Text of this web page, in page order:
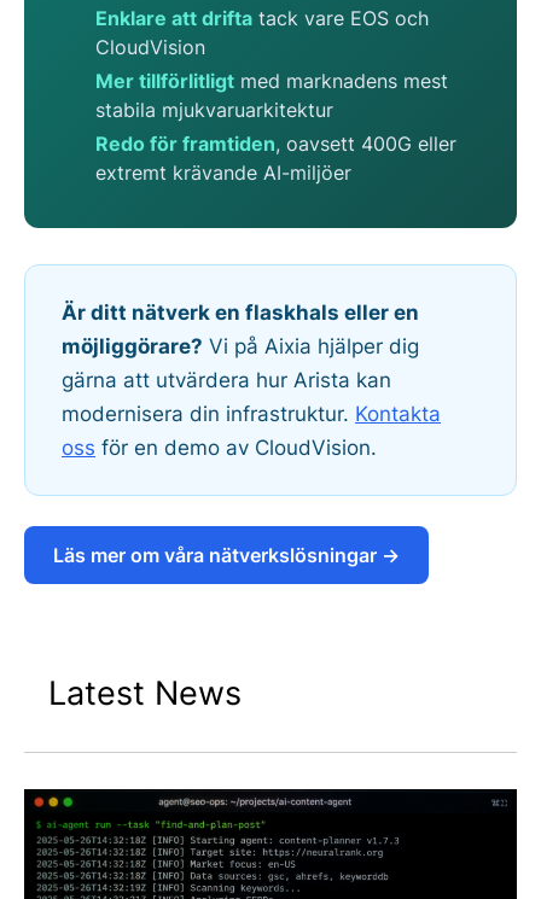
Enklare att drifta tack vare EOS och
CloudVision
Mer tillförlitligt med marknadens mest
stabila mjukvaruarkitektur
Redo för framtiden, oavsett 400G eller
extremt krävande AI-miljöer
Är ditt nätverk en flaskhals eller en
möjliggörare? Vi på Aixia hjälper dig
gärna att utvärdera hur Arista kan
modernisera din infrastruktur. Kontakta
oss för en demo av CloudVision.
Läs mer om våra nätverkslösningar →
Latest News